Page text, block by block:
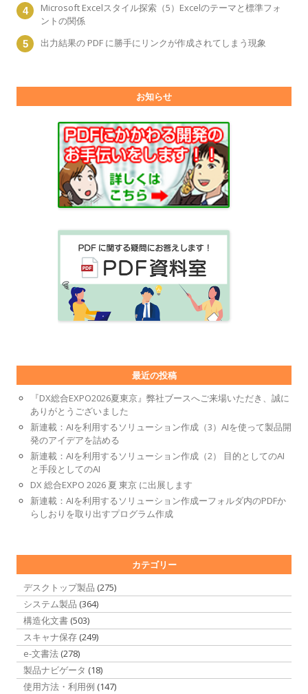
Microsoft Excelスタイル探索（5）Excelのテーマと標準フォ
ントの関係
出力結果の PDF に勝手にリンクが作成されてしまう現象
お知らせ
最近の投稿
『DX総合EXPO2026夏東京』弊社ブースへご来場いただき、誠に
ありがとうございました
新連載：AIを利用するソリューション作成（3）AIを使って製品開
発のアイデアを詰める
新連載：AIを利用するソリューション作成（2） 目的としてのAI
と手段としてのAI
DX 総合EXPO 2026 夏 東京 に出展します
新連載：AIを利用するソリューション作成ーフォルダ内のPDFか
らしおりを取り出すプログラム作成
カテゴリー
デスクトップ製品 (275)
システム製品 (364)
構造化文書 (503)
スキャナ保存 (249)
e-文書法 (278)
製品ナビゲータ (18)
使用方法・利用例 (147)